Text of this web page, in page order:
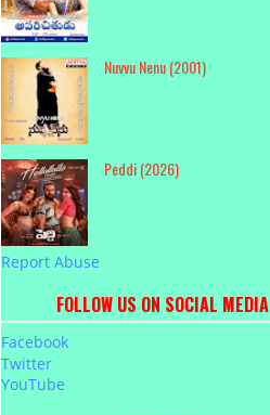
Nuvvu Nenu (2001)
Peddi (2026)
Report Abuse
FOLLOW US ON SOCIAL MEDIA
Facebook
Twitter
YouTube